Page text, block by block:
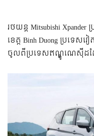
រថយន្ត​ Mitsubishi
ខេត្ត Binh Duong ប្រទេ
ចូល​ពី​ប្រទេស​ឥណ្ឌូណេស៊ី​ដ